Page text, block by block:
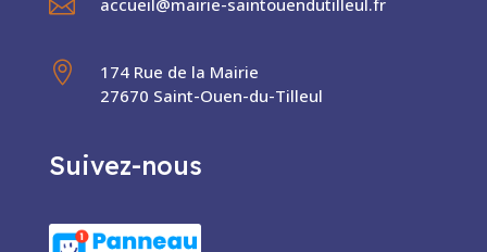

174 Rue de la Mairie
27670 Saint-Ouen-du-Tilleul
Suivez-nous